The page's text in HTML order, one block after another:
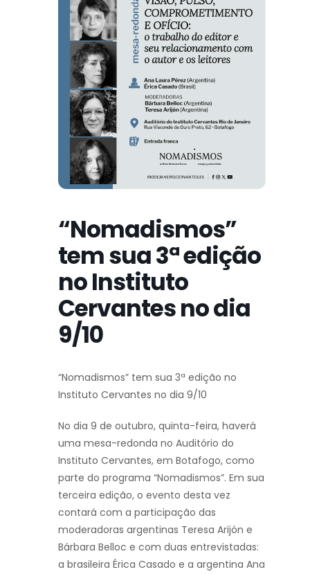
“Nomadismos”
tem sua 3ª edição
no Instituto
Cervantes no dia
9/10
“Nomadismos” tem sua 3ª edição no
Instituto Cervantes no dia 9/10
No dia 9 de outubro, quinta-feira, haverá
uma mesa-redonda no Auditório do
Instituto Cervantes, em Botafogo, como
parte do programa “Nomadismos”. Em sua
terceira edição, o evento desta vez
contará com a participação das
moderadoras argentinas Teresa Arijón e
Bárbara Belloc e com duas entrevistadas:
a brasileira Érica Casado e a argentina Ana